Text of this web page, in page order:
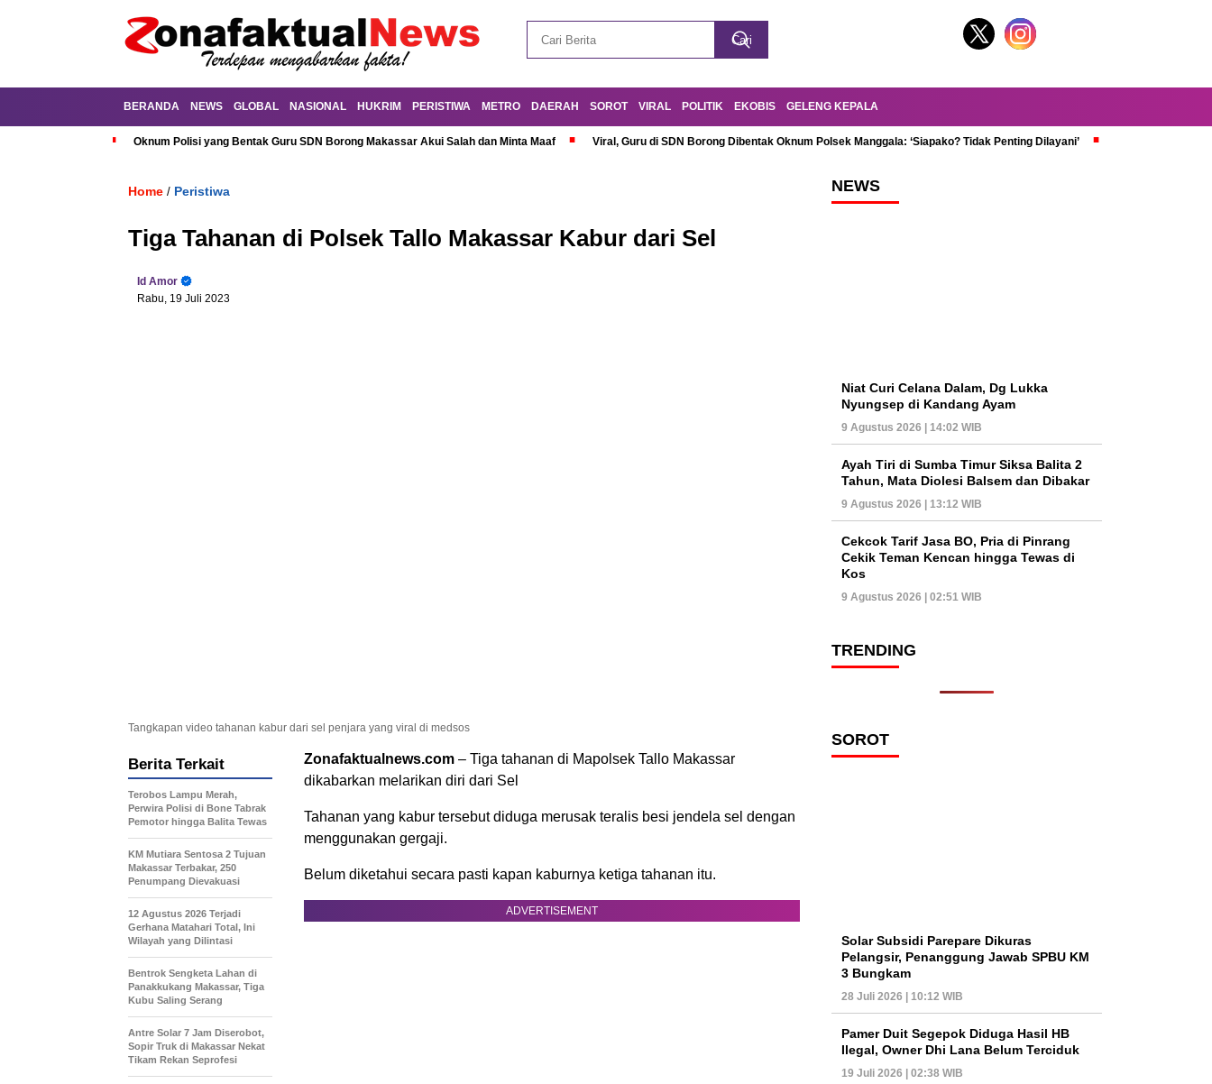
BERANDA NEWS GLOBAL NASIONAL HUKRIM PERISTIWA METRO DAERAH SOROT VIRAL POLITIK EKOBIS GELENG KEPALA
Oknum Polisi yang Bentak Guru SDN Borong Makassar Akui Salah dan Minta Maaf Viral, Guru di SDN Borong Dibentak Oknum Polsek Manggala: ‘Siapako? Tidak Penting Dilayani’
Home / Peristiwa
Tiga Tahanan di Polsek Tallo Makassar Kabur dari Sel
Id Amor
Rabu, 19 Juli 2023
Tangkapan video tahanan kabur dari sel penjara yang viral di medsos
Zonafaktualnews.com – Tiga tahanan di Mapolsek Tallo Makassar
dikabarkan melarikan diri dari Sel
Tahanan yang kabur tersebut diduga merusak teralis besi jendela sel dengan
menggunakan gergaji.
Belum diketahui secara pasti kapan kaburnya ketiga tahanan itu.
ADVERTISEMENT
Berita Terkait
Terobos Lampu Merah,
Perwira Polisi di Bone Tabrak
Pemotor hingga Balita Tewas
KM Mutiara Sentosa 2 Tujuan
Makassar Terbakar, 250
Penumpang Dievakuasi
12 Agustus 2026 Terjadi
Gerhana Matahari Total, Ini
Wilayah yang Dilintasi
Bentrok Sengketa Lahan di
Panakkukang Makassar, Tiga
Kubu Saling Serang
Antre Solar 7 Jam Diserobot,
Sopir Truk di Makassar Nekat
Tikam Rekan Seprofesi
NEWS
Niat Curi Celana Dalam, Dg Lukka
Nyungsep di Kandang Ayam
9 Agustus 2026 | 14:02 WIB
Ayah Tiri di Sumba Timur Siksa Balita 2
Tahun, Mata Diolesi Balsem dan Dibakar
9 Agustus 2026 | 13:12 WIB
Cekcok Tarif Jasa BO, Pria di Pinrang
Cekik Teman Kencan hingga Tewas di
Kos
9 Agustus 2026 | 02:51 WIB
TRENDING
SOROT
Solar Subsidi Parepare Dikuras
Pelangsir, Penanggung Jawab SPBU KM
3 Bungkam
28 Juli 2026 | 10:12 WIB
Pamer Duit Segepok Diduga Hasil HB
Ilegal, Owner Dhi Lana Belum Terciduk
19 Juli 2026 | 02:38 WIB